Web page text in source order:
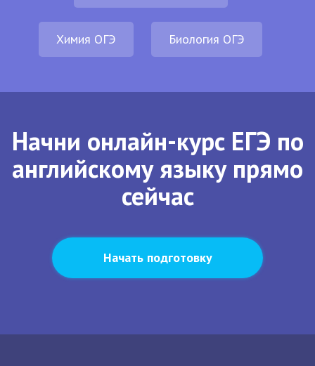
Химия ОГЭ Биология ОГЭ
Начни онлайн-курс ЕГЭ по
английскому языку прямо
сейчас
Начать подготовку